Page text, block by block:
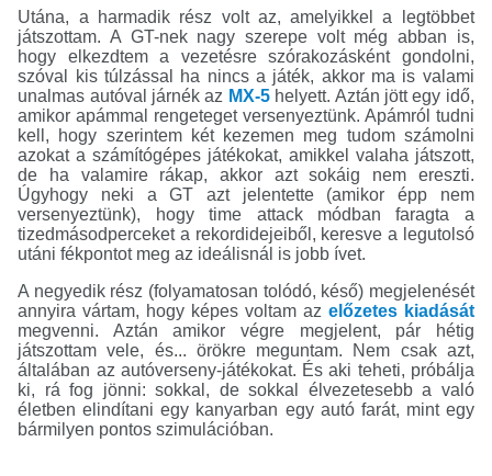
Utána, a harmadik rész volt az, amelyikkel a legtöbbet
játszottam. A GT-nek nagy szerepe volt még abban is,
hogy elkezdtem a vezetésre szórakozásként gondolni,
szóval kis túlzással ha nincs a játék, akkor ma is valami
unalmas autóval járnék az MX-5helyett. Aztán jött egy idő,
amikor apámmal rengeteget versenyeztünk. Apámról tudni
kell, hogy szerintem két kezemen meg tudom számolni
azokat a számítógépes játékokat, amikkel valaha játszott,
de ha valamire rákap, akkor azt sokáig nem ereszti.
Úgyhogy neki a GT azt jelentette (amikor épp nem
versenyeztünk), hogy time attack módban faragta a
tizedmásodperceket a rekordidejeiből, keresve a legutolsó
utáni fékpontot meg az ideálisnál is jobb ívet.
A negyedik rész (folyamatosan tolódó, késő) megjelenését
annyira vártam, hogy képes voltam az előzetes kiadását
megvenni. Aztán amikor végre megjelent, pár hétig
játszottam vele, és... örökre meguntam. Nem csak azt,
általában az autóverseny-játékokat. És aki teheti, próbálja
ki, rá fog jönni: sokkal, de sokkal élvezetesebb a való
életben elindítani egy kanyarban egy autó farát, mint egy
bármilyen pontos szimulációban.